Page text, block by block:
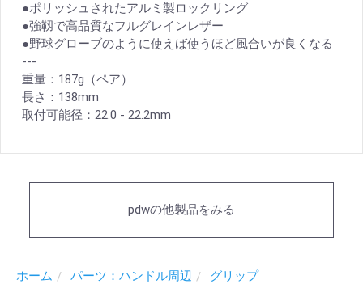
●ポリッシュされたアルミ製ロックリング
●強靱で高品質なフルグレインレザー
●野球グローブのように使えば使うほど風合いが良くなる
---
重量：187g（ペア）
長さ：138mm
取付可能径：22.0 - 22.2mm
pdwの他製品をみる
ホーム パーツ：ハンドル周辺 グリップ